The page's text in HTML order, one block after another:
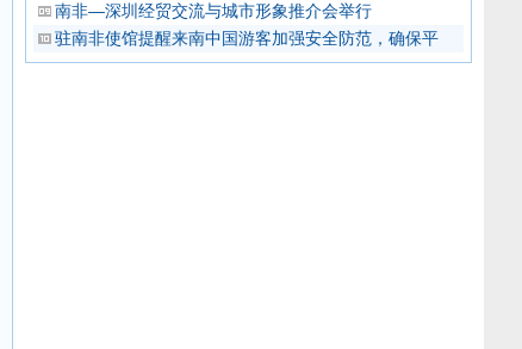
南非—深圳经贸交流与城市形象推介会举行
驻南非使馆提醒来南中国游客加强安全防范，确保平